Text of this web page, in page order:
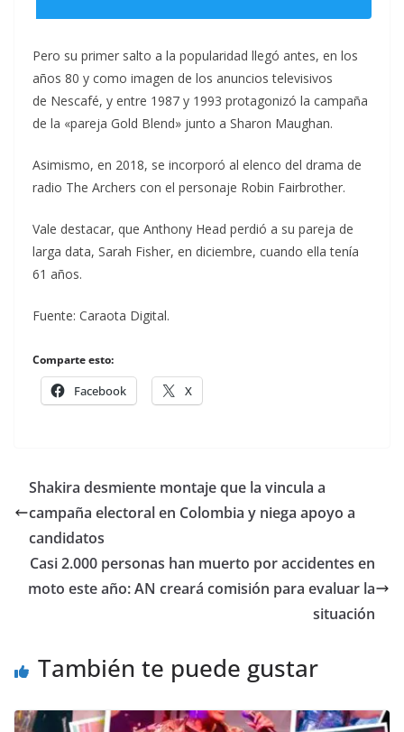
Pero su primer salto a la popularidad llegó antes, en los
años 80 y como imagen de los anuncios televisivos
de Nescafé, y entre 1987 y 1993 protagonizó la campaña
de la «pareja Gold Blend» junto a Sharon Maughan.
Asimismo, en 2018, se incorporó al elenco del drama de
radio The Archers con el personaje Robin Fairbrother.
Vale destacar, que Anthony Head perdió a su pareja de
larga data, Sarah Fisher, en diciembre, cuando ella tenía
61 años.
Fuente: Caraota Digital.
Comparte esto:
Facebook X
Shakira desmiente montaje que la vincula a
campaña electoral en Colombia y niega apoyo a
candidatos
Casi 2.000 personas han muerto por accidentes en
moto este año: AN creará comisión para evaluar la
situación
También te puede gustar